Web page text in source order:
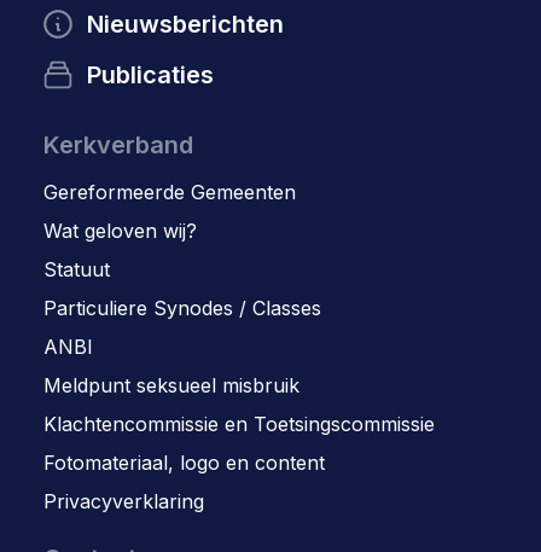
Nieuwsberichten
Publicaties
Kerkverband
Gereformeerde Gemeenten
Wat geloven wij?
Statuut
Particuliere Synodes / Classes
ANBI
Meldpunt seksueel misbruik
Klachtencommissie en Toetsingscommissie
Fotomateriaal, logo en content
Privacyverklaring